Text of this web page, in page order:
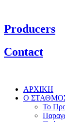
Producers
Contact
ΑΡΧΙΚΗ
Ο
Το